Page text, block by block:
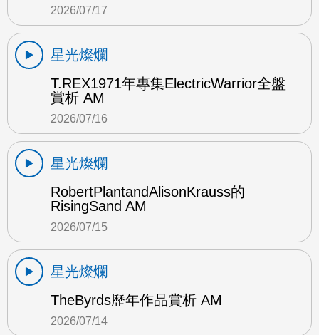
2026/07/17
星光燦爛
T.REX1971年專集ElectricWarrior全盤
賞析 AM
2026/07/16
星光燦爛
RobertPlantandAlisonKrauss的
RisingSand AM
2026/07/15
星光燦爛
TheByrds歷年作品賞析 AM
2026/07/14